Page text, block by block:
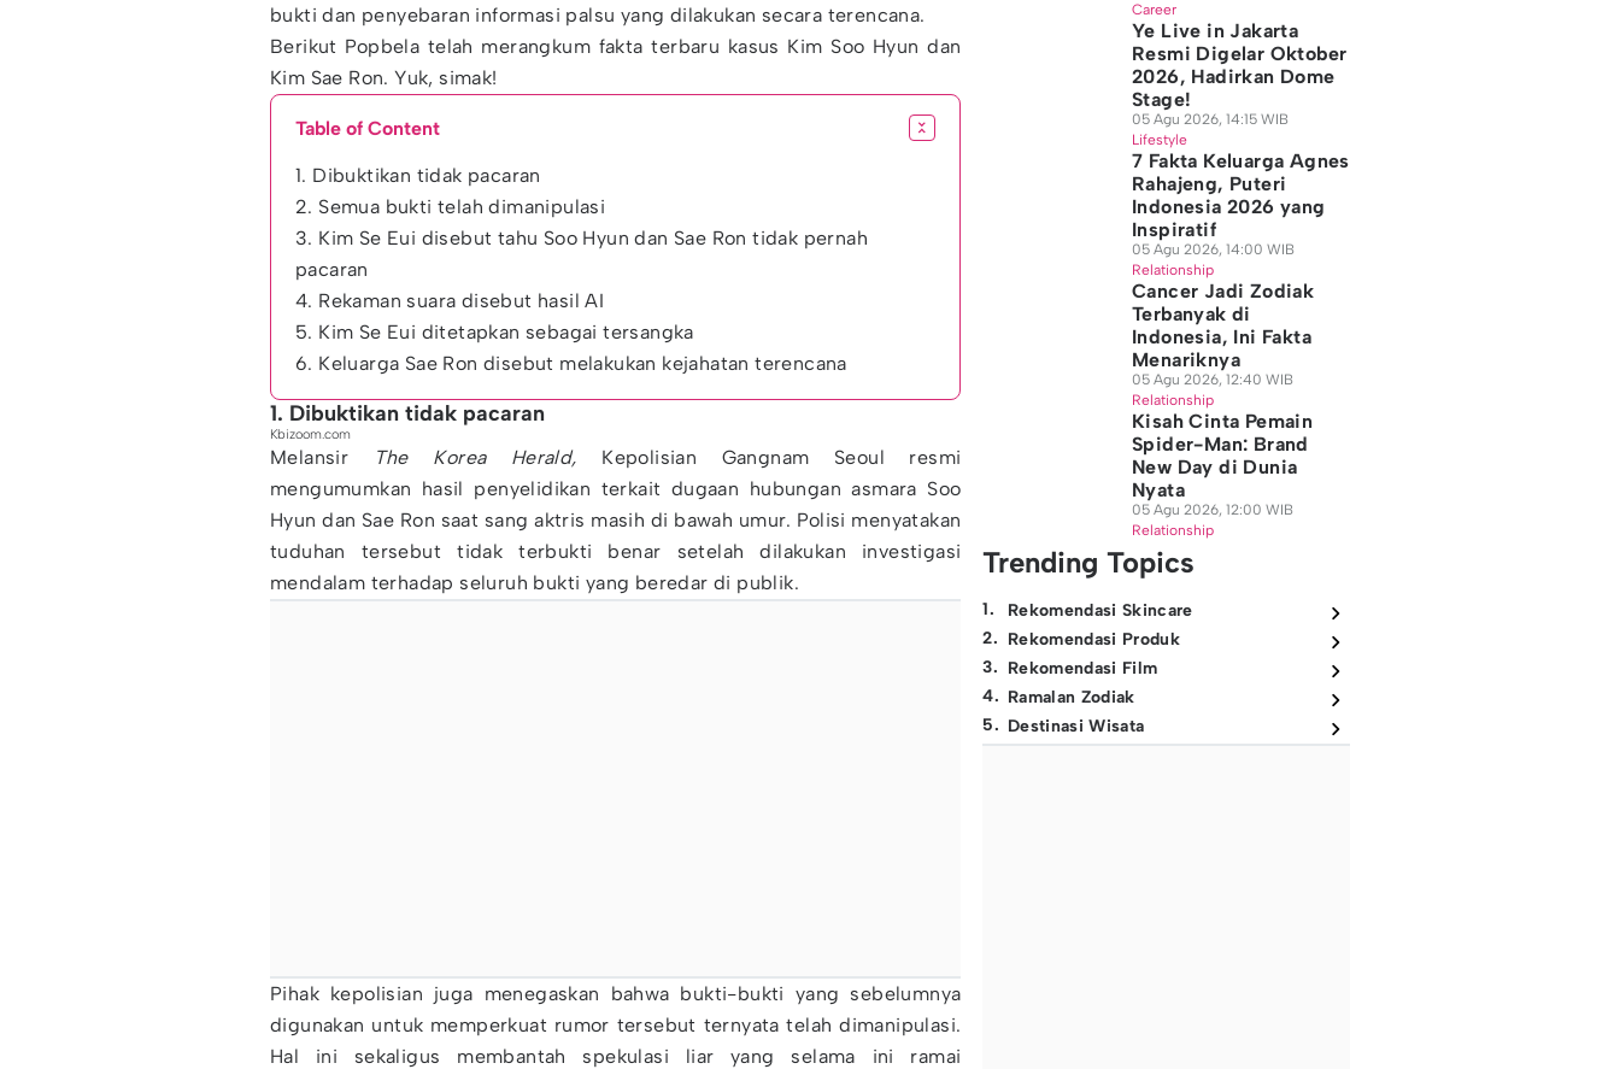
bukti dan penyebaran informasi palsu yang dilakukan secara terencana.
Berikut Popbela telah merangkum fakta terbaru kasus Kim Soo Hyun dan
Kim Sae Ron. Yuk, simak!
Table of Content
1. Dibuktikan tidak pacaran
2. Semua bukti telah dimanipulasi
3. Kim Se Eui disebut tahu Soo Hyun dan Sae Ron tidak pernah
pacaran
4. Rekaman suara disebut hasil AI
5. Kim Se Eui ditetapkan sebagai tersangka
6. Keluarga Sae Ron disebut melakukan kejahatan terencana
1. Dibuktikan tidak pacaran
Kbizoom.com
Melansir The Korea Herald, Kepolisian Gangnam Seoul resmi
mengumumkan hasil penyelidikan terkait dugaan hubungan asmara Soo
Hyun dan Sae Ron saat sang aktris masih di bawah umur. Polisi menyatakan
tuduhan tersebut tidak terbukti benar setelah dilakukan investigasi
mendalam terhadap seluruh bukti yang beredar di publik.
Pihak kepolisian juga menegaskan bahwa bukti-bukti yang sebelumnya
digunakan untuk memperkuat rumor tersebut ternyata telah dimanipulasi.
Hal ini sekaligus membantah spekulasi liar yang selama ini ramai
Career
Ye Live in Jakarta
Resmi Digelar Oktober
2026, Hadirkan Dome
Stage!
05 Agu 2026, 14:15 WIB
Lifestyle
7 Fakta Keluarga Agnes
Rahajeng, Puteri
Indonesia 2026 yang
Inspiratif
05 Agu 2026, 14:00 WIB
Relationship
Cancer Jadi Zodiak
Terbanyak di
Indonesia, Ini Fakta
Menariknya
05 Agu 2026, 12:40 WIB
Relationship
Kisah Cinta Pemain
Spider-Man: Brand
New Day di Dunia
Nyata
05 Agu 2026, 12:00 WIB
Relationship
Trending Topics
1.
Rekomendasi Skincare
2. Rekomendasi Produk
3. Rekomendasi Film
4. Ramalan Zodiak
5. Destinasi Wisata